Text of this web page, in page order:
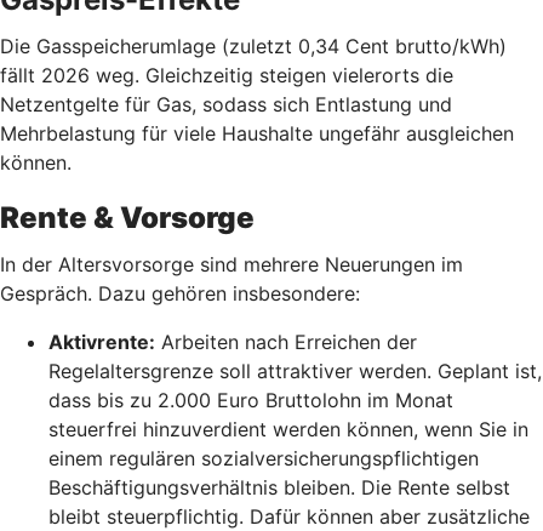
Die Gasspeicherumlage (zuletzt 0,34 Cent brutto/kWh)
fällt 2026 weg. Gleichzeitig steigen vielerorts die
Netzentgelte für Gas, sodass sich Entlastung und
Mehrbelastung für viele Haushalte ungefähr ausgleichen
können.
Rente & Vorsorge
In der Altersvorsorge sind mehrere Neuerungen im
Gespräch. Dazu gehören insbesondere:
Aktivrente: Arbeiten nach Erreichen der
Regelaltersgrenze soll attraktiver werden. Geplant ist,
dass bis zu 2.000 Euro Bruttolohn im Monat
steuerfrei hinzuverdient werden können, wenn Sie in
einem regulären sozialversicherungspflichtigen
Beschäftigungsverhältnis bleiben. Die Rente selbst
bleibt steuerpflichtig. Dafür können aber zusätzliche